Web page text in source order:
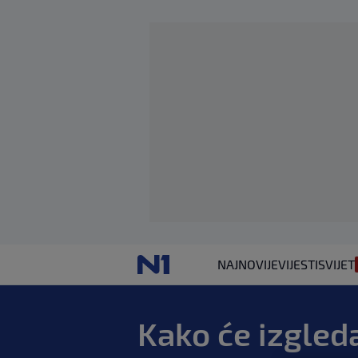
NAJNOVIJEVIJESTISVIJET
Kako će